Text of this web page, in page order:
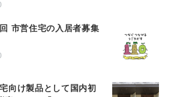
市営住宅の入居者募集
向け製品として国内初